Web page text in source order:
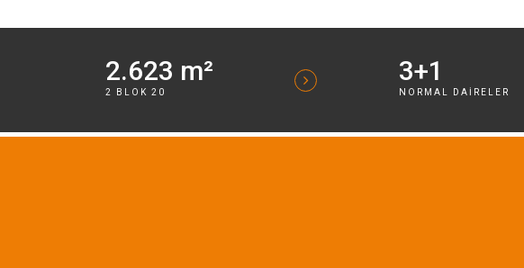
2.623 m²
2 BLOK 20
3+1
NORMAL DAIRELER